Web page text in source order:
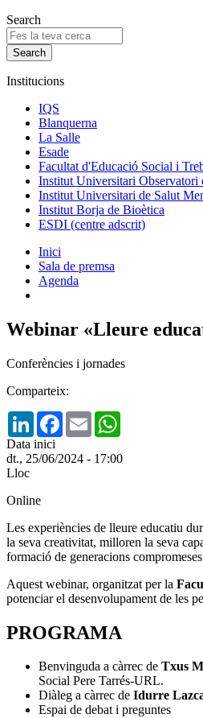
Search
Institucions
IQS
Blanquerna
La Salle
Esade
Facultat d'Educació Social i
Institut Universitari Observatori
Institut Universitari de Salut
Institut Borja de Bioètica
ESDI (centre adscrit)
Inici
Sala de premsa
Agenda
Webinar «Lleure
Conferències i jornades
Comparteix:
LinkedInFacebook
Email
Data inici
dt., 25/06/2024 - 17:00
Lloc
Online
Les experiències de lleure educatiu
la seva creativitat, milloren la seva
formació de generacions
Aquest webinar, organitzat per la
potenciar el desenvolupament de les
PROGRAMA
Benvinguda a càrrec de Txus
Social Pere Tarrés-URL.
Diàleg a càrrec de Idurre
Espai de debat i preguntes